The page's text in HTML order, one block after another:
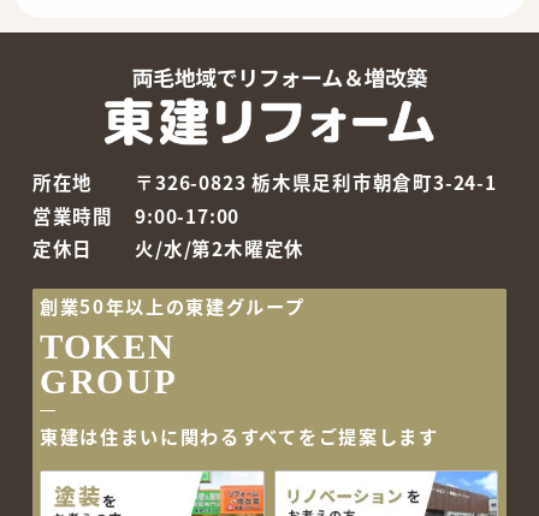
所在地
〒326-0823 栃木県足利市朝倉町3-24-1
営業時間
9:00-17:00
定休日
火/水/第2木曜定休
創業50年以上の東建グループ
TOKEN
GROUP
東建は住まいに関わるすべてをご提案します